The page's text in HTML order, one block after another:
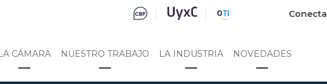
Conecta
CÁMARA NUESTRO TRABAJO LA INDUSTRIA NOVEDADES